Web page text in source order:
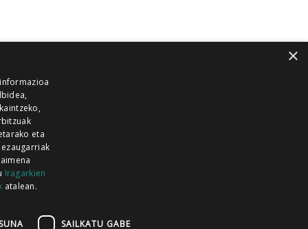
GUKA
×
eta
Iragarkien
atalean.
SAILKATU GABE